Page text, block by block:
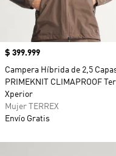
Precio
$ 399.999
Campera Híbrida de 2,5
PRIMEKNIT CLIMAPROOF
Xperior
Mujer TERREX
Envío Gratis